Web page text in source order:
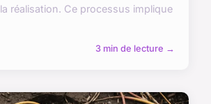
réalisation. Ce processus implique
3 min de lecture →